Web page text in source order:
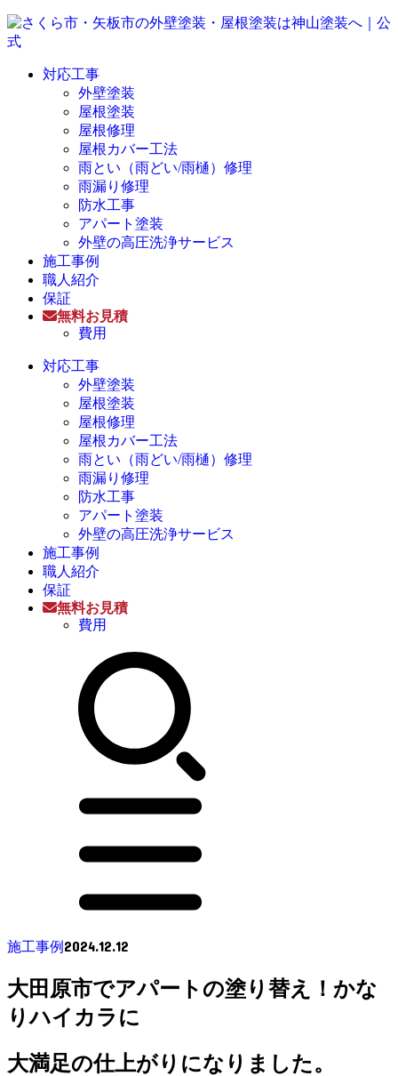
対応工事
外壁塗装
屋根塗装
屋根修理
屋根カバー工法
雨とい（雨どい/雨樋）修理
雨漏り修理
防水工事
アパート塗装
外壁の高圧洗浄サービス
施工事例
職人紹介
保証
無料お見積
費用
対応工事
外壁塗装
屋根塗装
屋根修理
屋根カバー工法
雨とい（雨どい/雨樋）修理
雨漏り修理
防水工事
アパート塗装
外壁の高圧洗浄サービス
施工事例
職人紹介
保証
無料お見積
費用
施工事例 2024.12.12
大田原市でアパートの塗り替え！かな
りハイカラに
大満足の仕上がりになりました。